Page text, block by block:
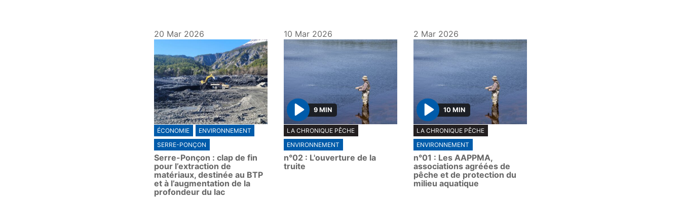
20 Mar 2026
ÉCONOMIE
ENVIRONNEMENT
SERRE-PONÇON
Serre-Ponçon : clap de fin
pour l’extraction de
matériaux, destinée au BTP
et à l’augmentation de la
profondeur du lac
10 Mar 2026
P
l
a
y
9 MIN
LA CHRONIQUE PÊCHE
ENVIRONNEMENT
n°02 : L'ouverture de la
truite
2 Mar 2026
P
l
a
y
10 MIN
LA CHRONIQUE PÊCHE
ENVIRONNEMENT
n°01 : Les AAPPMA,
associations agréées de
pêche et de protection du
milieu aquatique